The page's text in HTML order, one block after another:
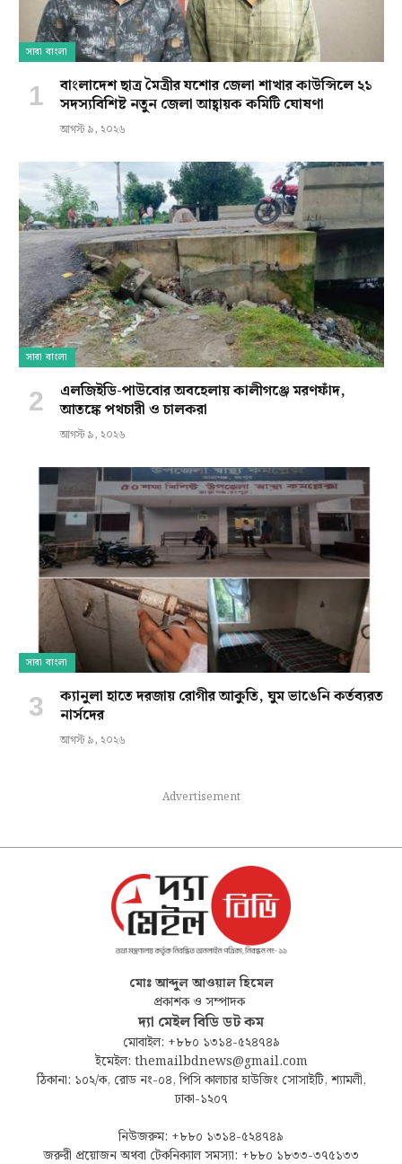
সারা বাংলা
বাংলাদেশ ছাত্র মৈত্রীর যশোর জেলা শাখার কাউন্সিলে ২১
সদস্যবিশিষ্ট নতুন জেলা আহ্বায়ক কমিটি ঘোষণা
আগস্ট ৯, ২০২৬
সারা বাংলা
এলজিইডি-পাউবোর অবহেলায় কালীগঞ্জে মরণফাঁদ,
আতঙ্কে পথচারী ও চালকরা
আগস্ট ৯, ২০২৬
সারা বাংলা
ক্যানুলা হাতে দরজায় রোগীর আকুতি, ঘুম ভাঙেনি কর্তব্যরত
নার্সদের
আগস্ট ৯, ২০২৬
Advertisement
মোঃ আব্দুল আওয়াল হিমেল
প্রকাশক ও সম্পাদক
দ্যা মেইল বিডি ডট কম
মোবাইল: +৮৮০ ১৩১৪-৫২৪৭৪৯
ইমেইল: themailbdnews@gmail.com
ঠিকানা: ১০২/ক, রোড নং-০৪, পিসি কালচার হাউজিং সোসাইটি, শ্যামলী,
ঢাকা-১২০৭
নিউজরুম: +৮৮০ ১৩১৪-৫২৪৭৪৯
জরুরী প্রয়োজন অথবা টেকনিক্যাল সমস্যা: +৮৮০ ১৮৩৩-৩৭৫১৩৩